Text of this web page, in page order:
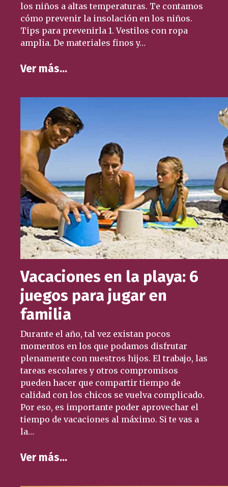
los niños a altas temperaturas. Te contamos
cómo prevenir la insolación en los niños.
Tips para prevenirla 1. Vestilos con ropa
amplia. De materiales finos y…
Ver más…
Vacaciones en la playa: 6
juegos para jugar en
familia
Durante el año, tal vez existan pocos
momentos en los que podamos disfrutar
plenamente con nuestros hijos. El trabajo, las
tareas escolares y otros compromisos
pueden hacer que compartir tiempo de
calidad con los chicos se vuelva complicado.
Por eso, es importante poder aprovechar el
tiempo de vacaciones al máximo. Si te vas a
la…
Ver más…